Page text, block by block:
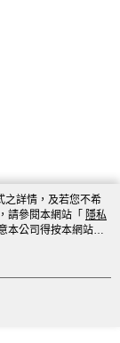
之詳情，及若您不希
請參閱本網站「 隱私
本公司得按本網站使